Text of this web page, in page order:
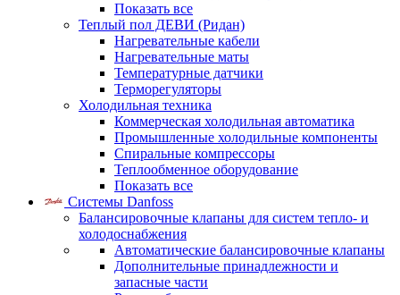
Показать все
Теплый пол ДЕВИ (Ридан)
Нагревательные кабели
Нагревательные маты
Температурные датчики
Терморегуляторы
Холодильная техника
Коммерческая холодильная автоматика
Промышленные холодильные компоненты
Спиральные компрессоры
Теплообменное оборудование
Показать все
Системы Danfoss
Балансировочные клапаны для систем тепло- и
холодоснабжения
Автоматические балансировочные клапаны
Дополнительные принадлежности и
запасные части